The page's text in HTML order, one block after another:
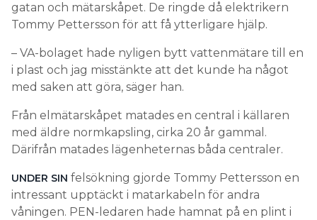
gatan och mätarskåpet. De ringde då elektrikern
Tommy Pettersson för att få ytterligare hjälp.
– VA-bolaget hade nyligen bytt vattenmätare till en
i plast och jag misstänkte att det kunde ha något
med saken att göra, säger han.
Från elmätarskåpet matades en central i källaren
med äldre normkapsling, cirka 20 år gammal.
Därifrån matades lägenheternas båda centraler.
UNDER SIN felsökning gjorde Tommy Pettersson en
intressant upptäckt i matarkabeln för andra
våningen. PEN-ledaren hade hamnat på en plint i